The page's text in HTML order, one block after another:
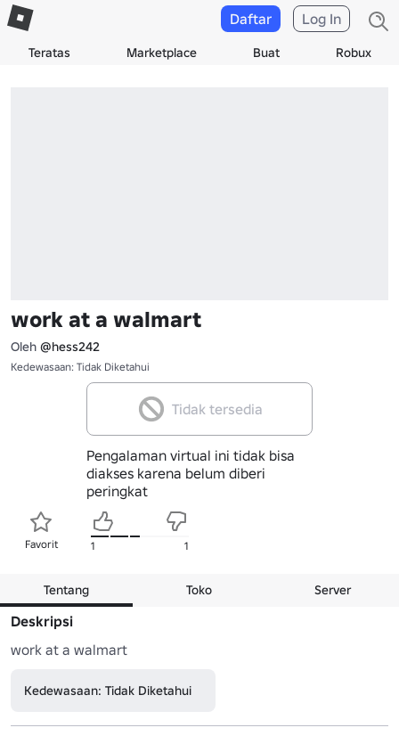
Teratas Marketplace Buat Robux
Daftar Log In
work at a walmart
Oleh @hess242
Kedewasaan: Tidak Diketahui
Tidak tersedia
Pengalaman virtual ini tidak bisa
diakses karena belum diberi
peringkat
Favorit 1 1
Tentang Toko Server
Deskripsi
work at a walmart
Kedewasaan: Tidak Diketahui